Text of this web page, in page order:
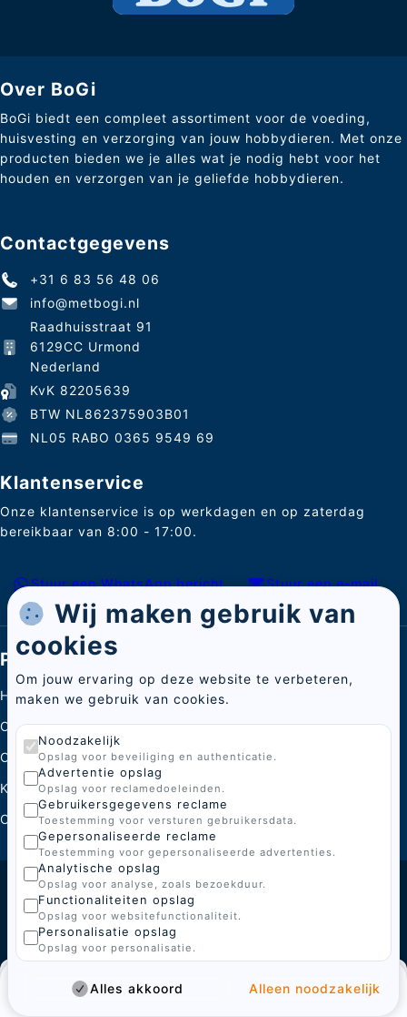
Wij maken gebruik van
cookies
Om jouw ervaring op deze website te verbeteren,
maken we gebruik van cookies.
Noodzakelijk
Opslag voor beveiliging en authenticatie.
Advertentie opslag
Opslag voor reclamedoeleinden.
Gebruikersgegevens reclame
Toestemming voor versturen gebruikersdata.
Gepersonaliseerde reclame
Toestemming voor gepersonaliseerde advertenties.
Analytische opslag
Opslag voor analyse, zoals bezoekduur.
Functionaliteiten opslag
Opslag voor websitefunctionaliteit.
Personalisatie opslag
Opslag voor personalisatie.
Alles akkoord Alleen noodzakelijk
Home
Over BoGi
BoGi biedt een compleet assortiment voor de voeding,
huisvesting en verzorging van jouw hobbydieren. Met onze
producten bieden we je alles wat je nodig hebt voor het
houden en verzorgen van je geliefde hobbydieren.
Contactgegevens
+31 6 83 56 48 06
info@metbogi.nl
Raadhuisstraat 91
6129CC Urmond
Nederland
KvK 82205639
BTW NL862375903B01
NL05 RABO 0365 9549 69
Klantenservice
Onze klantenservice is op werkdagen en op zaterdag
bereikbaar van 8:00 - 17:00.
Stuur een WhatsApp bericht Stuur een e-mail
Pagina's
Home
Categorieën
Over ons
Kenniscentrum
Contact
© 2026 BoGi
Gemaakt door
Zoekresultaten voor:
Winkelwagen
Sign in
Form not found. TODO: Add form error message.
Bestelling